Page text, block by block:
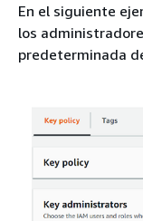
En el siguiente
los
predeterminada